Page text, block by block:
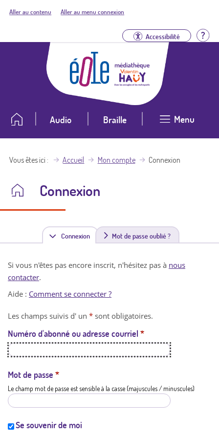
Aller au contenu Aller au menu connexion
Accessibilité
Audio Braille Menu
Vous êtes ici Accueil Mon compte Connexion
Connexion
Connexion(
n
t
a
t
i
Mot de passe oublié ?
Si vous n'êtes pas encore inscrit, n'hésitez pas à nous
contacter.
Aide : Comment se connecter ?
Les champs suivis d' un * sont obligatoires.
Numéro d'abonné ou adresse courriel *
Mot de passe *
Le champ mot de passe est sensible à la casse (majuscules / minuscules)
Se souvenir de moi